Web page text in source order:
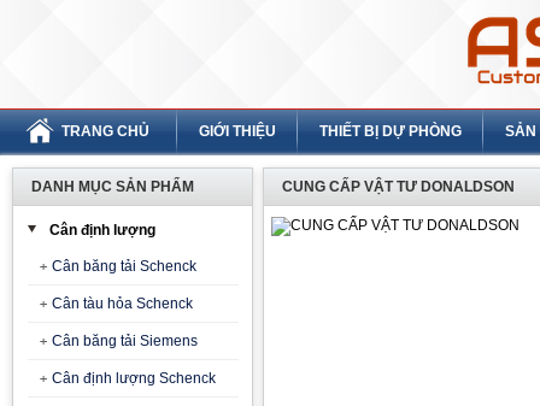
TRANG CHỦ GIỚI THIỆU THIẾT BỊ DỰ PHÒNG SẢN
DANH MỤC SẢN PHẨM
Cân định lượng
Cân băng tải Schenck
Cân tàu hỏa Schenck
Cân băng tải Siemens
Cân định lượng Schenck
CUNG CẤP VẬT TƯ DONALDSON